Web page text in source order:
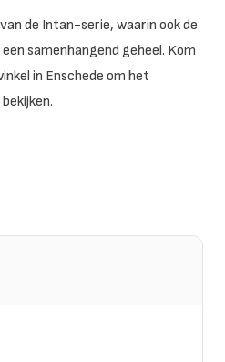
de Intan-serie, waarin ook de
samenhangend geheel. Kom
in Enschede om het